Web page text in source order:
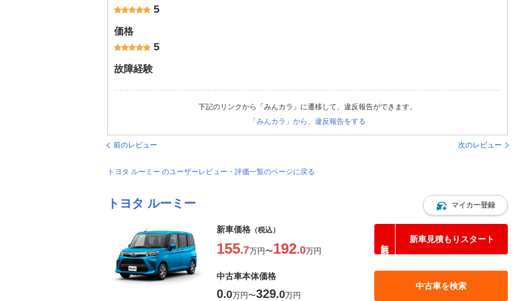
5
価格
5
故障経験
下記のリンクから「みんカラ」に遷移して、違反報告ができます。
「みんカラ」から、違反報告をする
前のレビュー 次のレビュー
トヨタ ルーミー のユーザーレビュー・評価一覧のページに戻る
トヨタ ルーミー マイカー登録
新車価格 （税込）
155.7万円〜192.0万円
新車見積もりスタート
中古車本体価格
0.0万円〜329.0万円
中古車を検索